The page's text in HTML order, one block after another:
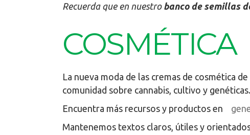
Recuerda que en nuestro banco de semillas
COSMÉTICA
La nueva moda de las cremas de cosmética
comunidad sobre cannabis, cultivo y genéticas.
Encuentra más recursos y productos en
Mantenemos textos claros, útiles y